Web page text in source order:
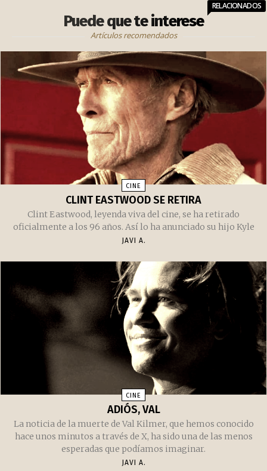
Puede que te interese
RELACIONADOS
Artículos recomendados
CINE
CLINT EASTWOOD SE RETIRA
Clint Eastwood, leyenda viva del cine, se ha retirado
oficialmente a los 96 años. Así lo ha anunciado su hijo Kyle
JAVI A.
CINE
ADIÓS, VAL
La noticia de la muerte de Val Kilmer, que hemos conocido
hace unos minutos a través de X, ha sido una de las menos
esperadas que podíamos imaginar.
JAVI A.